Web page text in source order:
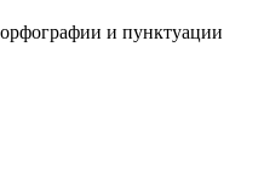
и пунктуации